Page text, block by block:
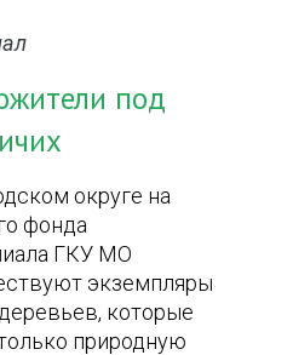
под
округе на
фонда
ГКУ МО
экземпляры
которые
природную